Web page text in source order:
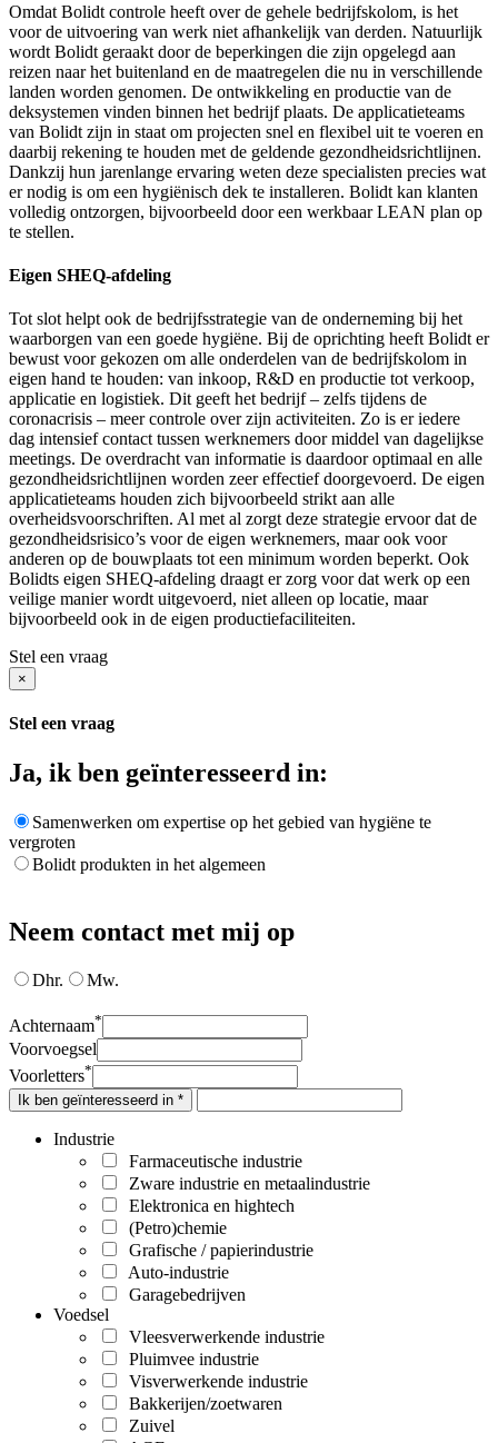
Omdat Bolidt controle heeft over de gehele bedrijfskolom, is het
voor de uitvoering van werk niet afhankelijk van derden. Natuurlijk
wordt Bolidt geraakt door de beperkingen die zijn opgelegd aan
reizen naar het buitenland en de maatregelen die nu in verschillende
landen worden genomen. De ontwikkeling en productie van de
deksystemen vinden binnen het bedrijf plaats. De applicatieteams
van Bolidt zijn in staat om projecten snel en flexibel uit te voeren en
daarbij rekening te houden met de geldende gezondheidsrichtlijnen.
Dankzij hun jarenlange ervaring weten deze specialisten precies wat
er nodig is om een hygiënisch dek te installeren. Bolidt kan klanten
volledig ontzorgen, bijvoorbeeld door een werkbaar LEAN plan op
te stellen.
Eigen SHEQ-afdeling
Tot slot helpt ook de bedrijfsstrategie van de onderneming bij het
waarborgen van een goede hygiëne. Bij de oprichting heeft Bolidt er
bewust voor gekozen om alle onderdelen van de bedrijfskolom in
eigen hand te houden: van inkoop, R&D en productie tot verkoop,
applicatie en logistiek. Dit geeft het bedrijf – zelfs tijdens de
coronacrisis – meer controle over zijn activiteiten. Zo is er iedere
dag intensief contact tussen werknemers door middel van dagelijkse
meetings. De overdracht van informatie is daardoor optimaal en alle
gezondheidsrichtlijnen worden zeer effectief doorgevoerd. De eigen
applicatieteams houden zich bijvoorbeeld strikt aan alle
overheidsvoorschriften. Al met al zorgt deze strategie ervoor dat de
gezondheidsrisico’s voor de eigen werknemers, maar ook voor
anderen op de bouwplaats tot een minimum worden beperkt. Ook
Bolidts eigen SHEQ-afdeling draagt er zorg voor dat werk op een
veilige manier wordt uitgevoerd, niet alleen op locatie, maar
bijvoorbeeld ook in de eigen productiefaciliteiten.
Stel een vraag
×
Stel een vraag
Ja, ik ben geïnteresseerd in:
Samenwerken om expertise op het gebied van hygiëne te
vergroten
Bolidt produkten in het algemeen
Neem contact met mij op
Dhr. Mw.
Achternaam*
Voorvoegsel
Voorletters*
Ik ben geïnteresseerd in *
Industrie
Farmaceutische industrie
Zware industrie en metaalindustrie
Elektronica en hightech
(Petro)chemie
Grafische / papierindustrie
Auto-industrie
Garagebedrijven
Voedsel
Vleesverwerkende industrie
Pluimvee industrie
Visverwerkende industrie
Bakkerijen/zoetwaren
Zuivel